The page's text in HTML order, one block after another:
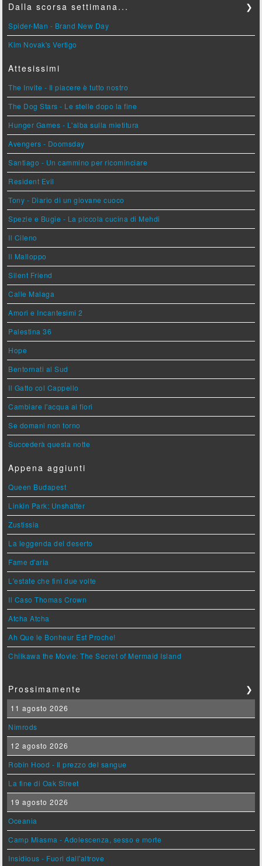
Dalla scorsa settimana... ❯
Spider-Man - Brand New Day
Kim Novak's Vertigo
Attesissimi
The Invite - Il piacere è tutto nostro
The Dog Stars - Le stelle dopo la fine
Hunger Games - L'alba sulla mietitura
Avengers - Doomsday
Santiago - Un cammino per ricominciare
Resident Evil
Tony - Diario di un giovane cuoco
Spezie e Bugie - La piccola cucina di Mehdi
Il Cileno
Il Malloppo
Silent Friend
Calle Malaga
Amori e Incantesimi 2
Palestina 36
Hope
Bentornati al Sud
Il Gatto col Cappello
Cambiare l'acqua ai fiori
Se domani non torno
Succederà questa notte
Appena aggiunti
Queen Budapest
Linkin Park: Unshatter
Zustissia
La leggenda del deserto
Fame d'aria
L'estate che finì due volte
Il Caso Thomas Crown
Atcha Atcha
Ah Que le Bonheur Est Proche!
Chiikawa the Movie: The Secret of Mermaid Island
Prossimamente ❯
11 agosto 2026
Nimrods
12 agosto 2026
Robin Hood - Il prezzo del sangue
La fine di Oak Street
19 agosto 2026
Oceania
Camp Miasma - Adolescenza, sesso e morte
Insidious - Fuori dall'altrove